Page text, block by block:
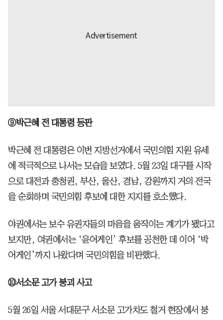
⑨박근혜 전 대통령 등판
박근혜 전 대통령은 이번 지방선거에서 국민의힘 지원 유세
에 적극적으로 나서는 모습을 보였다. 5월 23일 대구를 시작
으로 대전과 충청권, 부산, 울산, 경남, 강원까지 거의 전국
을 순회하며 국민의힘 후보에 대한 지지를 호소했다.
야권에서는 보수 유권자들의 마음을 움직이는 계기가 됐다고
보지만, 여권에서는 ‘윤어게인’ 후보를 공천한 데 이어 ‘박
어게인’까지 나왔다며 국민의힘을 비판했다.
⑩서소문 고가 붕괴 사고
5월 26일 서울 서대문구 서소문 고가차도 철거 현장에서 붕